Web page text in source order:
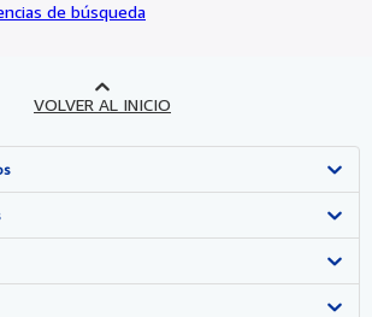
de búsqueda
VOLVER AL INICIO
de afiliados